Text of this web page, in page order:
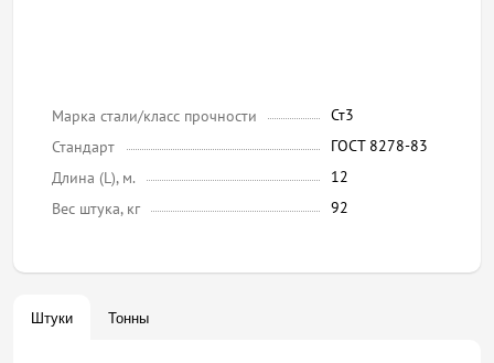
Марка стали/класс прочности
Ст3
Стандарт
ГОСТ 8278-83
Длина (L), м.
12
Вес штука, кг
92
Штуки Тонны